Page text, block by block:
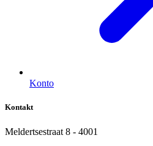
Konto
Kontakt
Meldertsestraat 8 - 4001